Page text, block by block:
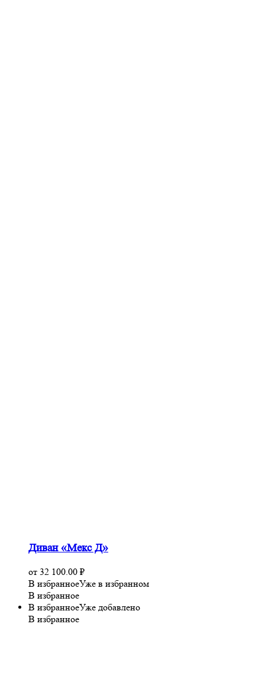
Диван «Мекс Д»
от 32 100.00 ₽
В избранноеУже в избранном
В избранное
В избранноеУже добавлено
В избранное